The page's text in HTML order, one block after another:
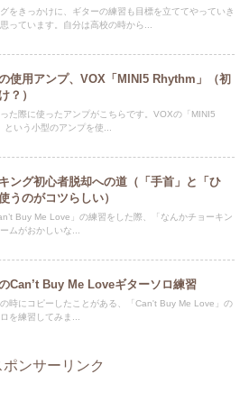
グをきっかけに、ギターの練習も目標を立ててやっていき
っています。自分は高校の時から...
使用アンプ、VOX「MINI5 Rhythm」（初
？）
た際に使ったアンプがこちらです。VOXの「MINI5
という小型のアンプを使...
ング初心者脱却への道（「手首」と「ひ
うのがコツらしい）
Buy Me Love」の練習をした際、「なんかチョーキン
ムがおかしいな...
Can’t Buy Me Loveギターソロ練習
時にコピーしたことがある、「Can't Buy Me Love」の
を練習してみま...
ポンサーリンク